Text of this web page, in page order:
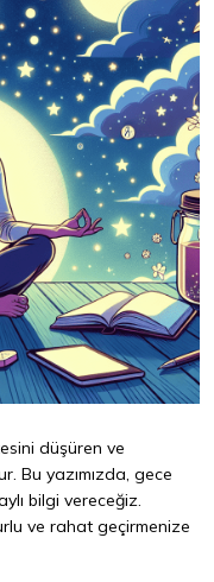
düşüren ve
Bu yazımızda, gece
bilgi vereceğiz.
ve rahat geçirmenize